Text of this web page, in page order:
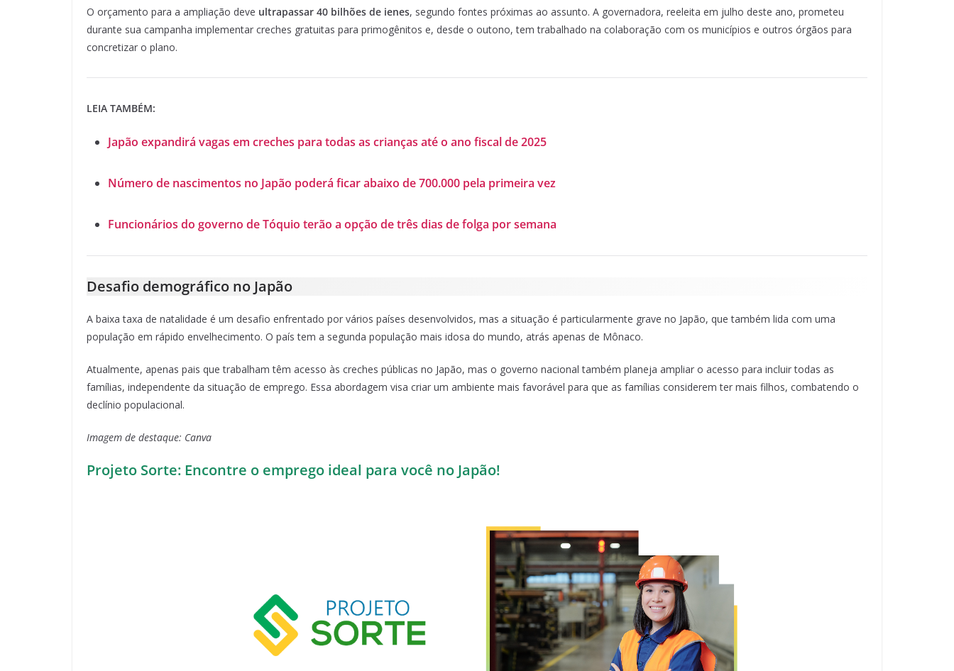
O orçamento para a ampliação deve ultrapassar 40 bilhões de ienes, segundo fontes próximas ao assunto. A governadora, reeleita em julho deste ano, prometeu
durante sua campanha implementar creches gratuitas para primogênitos e, desde o outono, tem trabalhado na colaboração com os municípios e outros órgãos para
concretizar o plano.
LEIA TAMBÉM:
Japão expandirá vagas em creches para todas as crianças até o ano fiscal de 2025
Número de nascimentos no Japão poderá ficar abaixo de 700.000 pela primeira vez
Funcionários do governo de Tóquio terão a opção de três dias de folga por semana
Desafio demográfico no Japão
A baixa taxa de natalidade é um desafio enfrentado por vários países desenvolvidos, mas a situação é particularmente grave no Japão, que também lida com uma
população em rápido envelhecimento. O país tem a segunda população mais idosa do mundo, atrás apenas de Mônaco.
Atualmente, apenas pais que trabalham têm acesso às creches públicas no Japão, mas o governo nacional também planeja ampliar o acesso para incluir todas as
famílias, independente da situação de emprego. Essa abordagem visa criar um ambiente mais favorável para que as famílias considerem ter mais filhos, combatendo o
declínio populacional.
Imagem de destaque: Canva
Projeto Sorte: Encontre o emprego ideal para você no Japão!